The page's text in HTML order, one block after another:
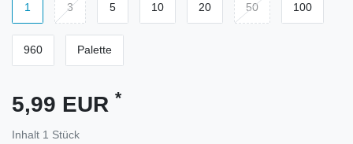
1 3 5 10 20 50 100
960 Palette
5,99 EUR *
Inhalt 1 Stück